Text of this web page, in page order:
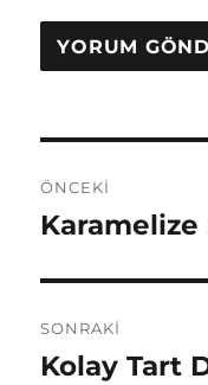
gezinmesi
ÖNCEKI
Önceki
Karamelize
SONRAKI
Sonraki
Kolay Tart